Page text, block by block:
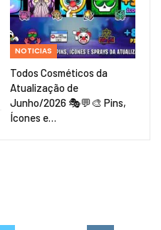
NOTICIAS
Todos Cosméticos da
Atualização de
Junho/2026 🎭💬🎨 Pins,
Ícones e…